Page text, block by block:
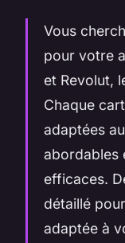
Vous
pour votre
et Revolut,
Chaque
adaptées
abordables
efficaces.
détaillé
adaptée à